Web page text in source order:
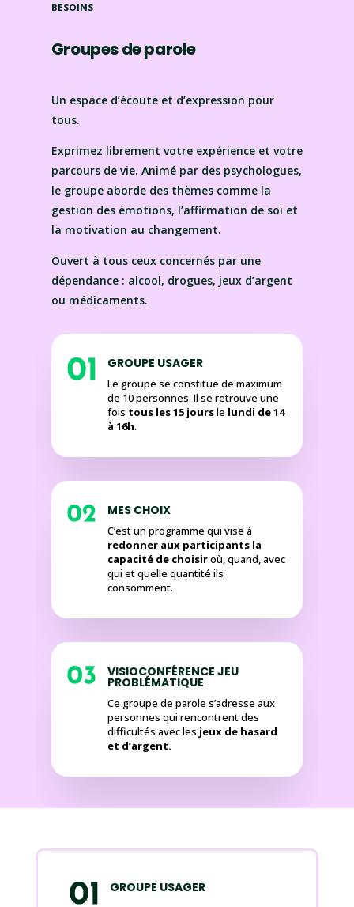
BESOINS
Groupes de parole
Un espace d’écoute et d’expression pour
tous.
Exprimez librement votre expérience et votre
parcours de vie. Animé par des psychologues,
le groupe aborde des thèmes comme la
gestion des émotions, l’affirmation de soi et
la motivation au changement.
Ouvert à tous ceux concernés par une
dépendance : alcool, drogues, jeux d’argent
ou médicaments.
GROUPE USAGER
Le groupe se constitue de maximum
de 10 personnes. Il se retrouve une
fois tous les 15 joursle lundi de 14
à 16h.
MES CHOIX
C’est un programme qui vise à
redonner aux participants la
capacité de choisiroù, quand, avec
qui et quelle quantité ils
consomment.
VISIOCONFÉRENCE JEU
PROBLÉMATIQUE
Ce groupe de parole s’adresse aux
personnes qui rencontrent des
difficultés avec les jeux de hasard
et d’argent.
GROUPE USAGER